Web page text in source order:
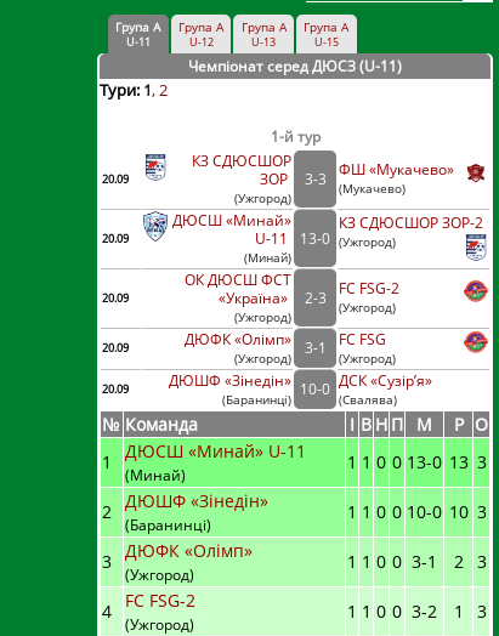
Група А
U-11
Група А
U-12
Група А
U-13
Група А
U-15
Чемпіонат серед ДЮСЗ (U-11)
Тури: 1 2
1-й тур
20.09
КЗ СДЮСШОР
ЗОР
(Ужгород)
3-3
ФШ «Мукачево»
(Мукачево)
20.09
ДЮСШ «Минай»
U-11
(Минай)
13-0
КЗ СДЮСШОР ЗОР-2
(Ужгород)
20.09
ОК ДЮСШ ФСТ
«Україна»
(Ужгород)
2-3
FC FSG-2
(Ужгород)
20.09 ДЮФК «Олімп»
(Ужгород)
3-1 FC FSG
(Ужгород)
20.09
ДЮШФ «Зінедін»
(Баранинці)
10-0 ДСК «Сузір’я»
(Свалява)
№ Команда I В Н П М Р О
1
ДЮСШ «Минай» U-11
(Минай)
1 1 0 0 13-0 13 3
2 ДЮШФ «Зінедін»
(Баранинці)
1 1 0 0 10-0 10 3
3 ДЮФК «Олімп»
(Ужгород)
1 1 0 0 3-1 2 3
4 FC FSG-2
(Ужгород)
1 1 0 0 3-2 1 3